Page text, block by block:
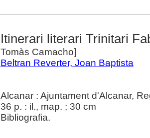
Itinerari literari Trinitari
Tomàs Camacho]
Beltran Reverter, Joan Baptista
Alcanar : Ajuntament d'Alcanar,
36 p. : il., map. ; 30 cm
Bibliografia.